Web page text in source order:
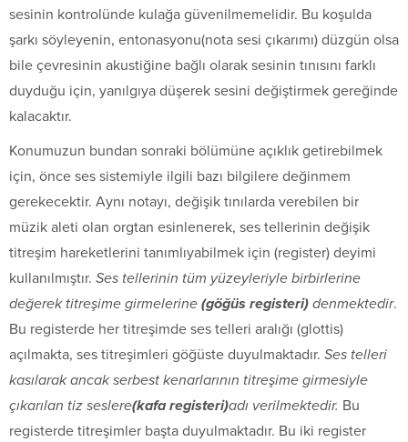
sesinin kontrolünde kulağa güvenilmemelidir. Bu koşulda
şarkı söyleyenin, entonasyonu(nota sesi çıkarımı) düzgün olsa
bile çevresinin akustiğine bağlı olarak sesinin tınısını farklı
duyduğu için, yanılgıya düşerek sesini değiştirmek gereğinde
kalacaktır.
Konumuzun bundan sonraki bölümüne açıklık getirebilmek
için, önce ses sistemiyle ilgili bazı bilgilere değinmem
gerekecektir. Aynı notayı, değişik tınılarda verebilen bir
müzik aleti olan orgtan esinlenerek, ses tellerinin değişik
titreşim hareketlerini tanımlıyabilmek için (register) deyimi
kullanılmıştır. Ses tellerinin tüm yüzeyleriyle birbirlerine
değerek titreşime girmelerine (göğüs registeri) denmektedir.
Bu registerde her titreşimde ses telleri aralığı (glottis)
açılmakta, ses titreşimleri göğüste duyulmaktadır. Ses telleri
kasılarak ancak serbest kenarlarının titreşime girmesiyle
çıkarılan tiz seslere(kafa registeri)adı verilmektedir. Bu
registerde titreşimler başta duyulmaktadır. Bu iki register